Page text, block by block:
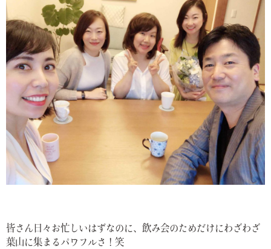
皆さん日々お忙しいはずなのに、飲み会のためだけにわざわざ
葉山に集まるパワフルさ！笑